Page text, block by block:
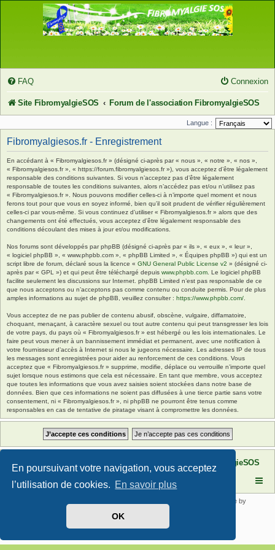
En poursuivant votre navigation, vous acceptez
l’utilisation de cookies. En savoir plus
OK
FAQ Connexion
Site FibromyalgieSOS Forum de l'association FibromyalgieSOS
Langue :
Fibromyalgiesos.fr - Enregistrement
En accédant à « Fibromyalgiesos.fr » (désigné ci-après par « nous », « notre », « nos »,
« Fibromyalgiesos.fr », « https://forum.fibromyalgiesos.fr »), vous acceptez d’être légalement
responsable des conditions suivantes. Si vous n’acceptez pas d’être légalement
responsable de toutes les conditions suivantes, alors n’accédez pas et/ou n’utilisez pas
« Fibromyalgiesos.fr ». Nous pouvons modifier celles-ci à n’importe quel moment et nous
ferons tout pour que vous en soyez informé, bien qu’il soit prudent de vérifier régulièrement
celles-ci par vous-même. Si vous continuez d’utiliser « Fibromyalgiesos.fr » alors que des
changements ont été effectués, vous acceptez d’être légalement responsable des
conditions découlant des mises à jour et/ou modifications.
Nos forums sont développés par phpBB (désigné ci-après par « ils », « eux », « leur »,
« logiciel phpBB », « www.phpbb.com », « phpBB Limited », « Équipes phpBB ») qui est un
script libre de forum, déclaré sous la licence « GNU General Public License v2 » (désigné ci-
après par « GPL ») et qui peut être téléchargé depuis www.phpbb.com . Le logiciel phpBB
facilite seulement les discussions sur Internet. phpBB Limited n’est pas responsable de ce
que nous acceptons ou n’acceptons pas comme contenu ou conduite permis. Pour de plus
amples informations au sujet de phpBB, veuillez consulter : https://www.phpbb.com/
Vous acceptez de ne pas publier de contenu abusif, obscène, vulgaire, diffamatoire,
choquant, menaçant, à caractère sexuel ou tout autre contenu qui peut transgresser les lois
de votre pays, du pays où « Fibromyalgiesos.fr » est hébergé ou les lois internationales. Le
faire peut vous mener à un bannissement immédiat et permanent, avec une notification à
votre fournisseur d’accès à Internet si nous le jugeons nécessaire. Les adresses IP de tous
les messages sont enregistrées pour aider au renforcement de ces conditions. Vous
acceptez que « Fibromyalgiesos.fr » supprime, modifie, déplace ou verrouille n’importe quel
sujet lorsque nous estimons que cela est nécessaire. En tant que membre, vous acceptez
que toutes les informations que vous avez saisies soient stockées dans notre base de
données. Bien que ces informations ne soient pas diffusées à une tierce partie sans votre
consentement, ni « Fibromyalgiesos.fr », ni phpBB ne pourront être tenus comme
responsables en cas de tentative de piratage visant à compromettre les données.
Site FibromyalgieSOS Forum de l'association FibromyalgieSOS
® Forum Software © phpBB Limited | SE Square by
Traduit par